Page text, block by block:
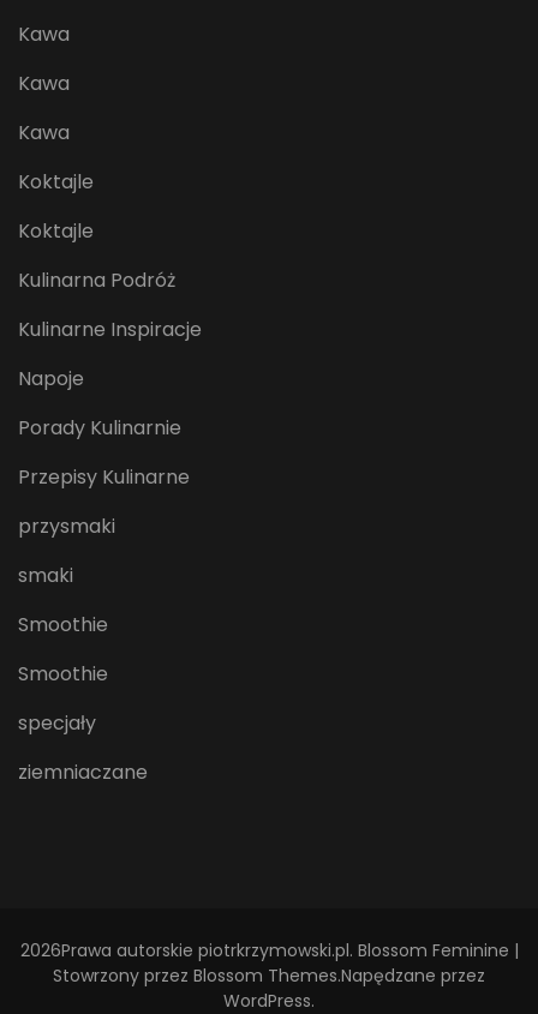
Kawa
Kawa
Kawa
Koktajle
Koktajle
Kulinarna Podróż
Kulinarne Inspiracje
Napoje
Porady Kulinarnie
Przepisy Kulinarne
przysmaki
smaki
Smoothie
Smoothie
specjały
ziemniaczane
2026Prawa autorskie piotrkrzymowski.pl. Blossom Feminine |
Stowrzony przez Blossom Themes.Napędzane przez
WordPress.